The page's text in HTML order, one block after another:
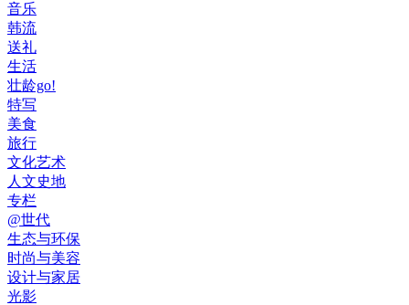
音乐
韩流
送礼
生活
壮龄go!
特写
美食
旅行
文化艺术
人文史地
专栏
@世代
生态与环保
时尚与美容
设计与家居
光影